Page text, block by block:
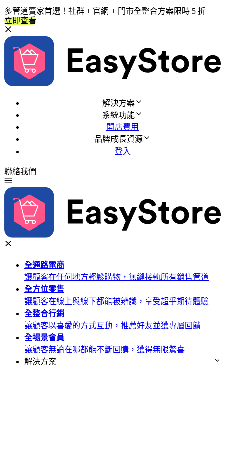
多管道賣家首選！社群 + 官網 + 門市全整合方案限時 5 折
立即查看
解決方案
系統功能
開店費用
品牌成長資源
登入
聯絡我們
全通路電商
讓顧客在任何地方輕鬆購物，無縫接軌所有銷售管道
全方位零售
讓顧客在線上與線下都能被辨識，享受超乎期待體驗
全整合行銷
讓顧客以喜愛的方式互動，推薦好友並獲專屬回饋
全場景會員
讓顧客無論在哪都能不斷回購，獲得無限驚喜
解決方案